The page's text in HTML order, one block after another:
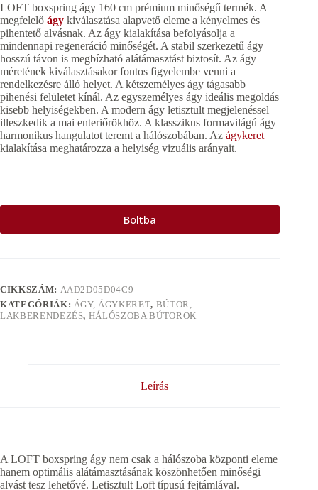
LOFT boxspring ágy 160 cm prémium minőségű termék. A
megfelelő ágy kiválasztása alapvető eleme a kényelmes és
pihentető alvásnak. Az ágy kialakítása befolyásolja a
mindennapi regeneráció minőségét. A stabil szerkezetű ágy
hosszú távon is megbízható alátámasztást biztosít. Az ágy
méretének kiválasztásakor fontos figyelembe venni a
rendelkezésre álló helyet. A kétszemélyes ágy tágasabb
pihenési felületet kínál. Az egyszemélyes ágy ideális megoldás
kisebb helyiségekben. A modern ágy letisztult megjelenéssel
illeszkedik a mai enteriőrökhöz. A klasszikus formavilágú ágy
harmonikus hangulatot teremt a hálószobában. Az ágykeret
kialakítása meghatározza a helyiség vizuális arányait.
Boltba
CIKKSZÁM: AAD2D05D04C9
KATEGÓRIÁK: ÁGY, ÁGYKERET, BÚTOR,
LAKBERENDEZÉS, HÁLÓSZOBA BÚTOROK
Leírás
A LOFT boxspring ágy nem csak a hálószoba központi eleme
hanem optimális alátámasztásának köszönhetően minőségi
alvást tesz lehetővé. Letisztult Loft típusú fejtámlával.